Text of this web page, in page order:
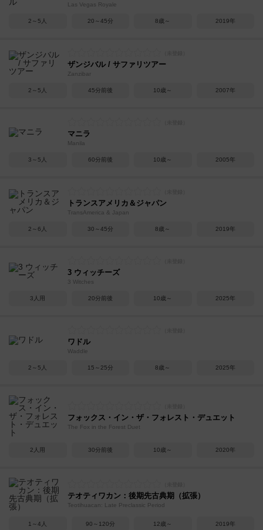
Las Vegas Royale
2～5人 20～45分 8歳～ 2019年
ザンジバル / サファリツアー
Zanzibar
2～5人 45分前後 10歳～ 2007年
マニラ
Manila
3～5人 60分前後 10歳～ 2005年
トランスアメリカ＆ジャパン
TransAmerica & Japan
2～6人 30～45分 8歳～ 2019年
3 ウィッチーズ
3 Witches
3人用 20分前後 10歳～ 2025年
ワドル
Waddle
2～5人 15～25分 8歳～ 2025年
フォックス・イン・ザ・フォレスト・デュエット
The Fox in the Forest Duet
2人用 30分前後 10歳～ 2020年
テオティワカン：後期先古典期（拡張）
Teotihuacan: Late Preclassic Period
1～4人 90～120分 12歳～ 2019年